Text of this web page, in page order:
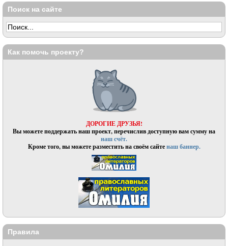
Поиск на сайте
Как помочь проекту?
ДОРОГИЕ ДРУЗЬЯ!
Вы можете поддержать наш проект, перечислив доступную вам сумму на
наш счёт.
Кроме того, вы можете разместить на своём сайтенаш баннер.
Правила